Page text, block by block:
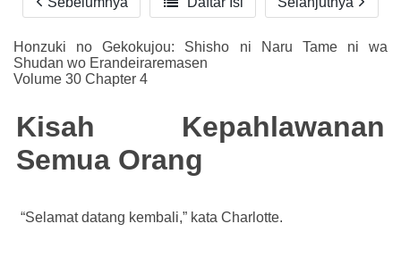
Bookmark
Cari
Reader Settings
Font :
Titillium Web
Arial
Times New Roman
A-
16
Honzuki no Gekokujou: Shisho ni Naru Tame ni wa
Shudan wo Erandeiraremasen
Volume 30 Chapter 4
Kisah Kepahlawanan
Semua Orang
“Selamat datang kembali,” kata Charlotte.